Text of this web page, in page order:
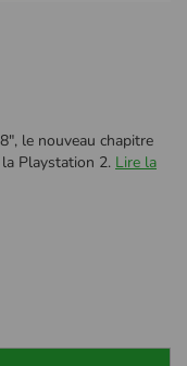
le nouveau chapitre
Playstation 2. Lire la